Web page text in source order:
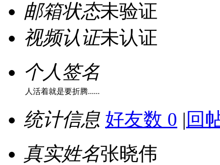
邮箱状态未验证
视频认证未认证
个人签名
人活着就是要折腾......
统计信息 好友数 0 | 回
真实姓名张晓伟